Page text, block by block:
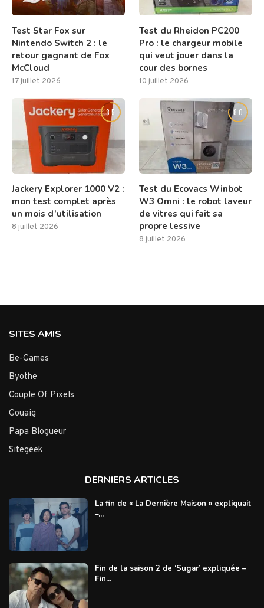
Test Star Fox sur
Nintendo Switch 2 : le
retour gagnant de Fox
McCloud
17 juillet 2026
Test du Rheidon PC200
Pro : le chargeur mobile
qui veut jouer dans la
cour des bornes
10 juillet 2026
8.5
Jackery Explorer 1000 V2 :
mon test complet après
un mois d’utilisation
8 juillet 2026
8.0
Test du Ecovacs Winbot
W3 Omni : le robot laveur
de vitres qui fait sa
propre lessive
8 juillet 2026
SITES AMIS
Be-Games
Byothe
Couple Of Pixels
Gouaig
Papa Blogueur
Sitegeek
DERNIERS ARTICLES
La fin de « La Dernière Maison » expliquait
–...
Fin de la saison 2 de ‘Sugar’ expliquée –
Fin...